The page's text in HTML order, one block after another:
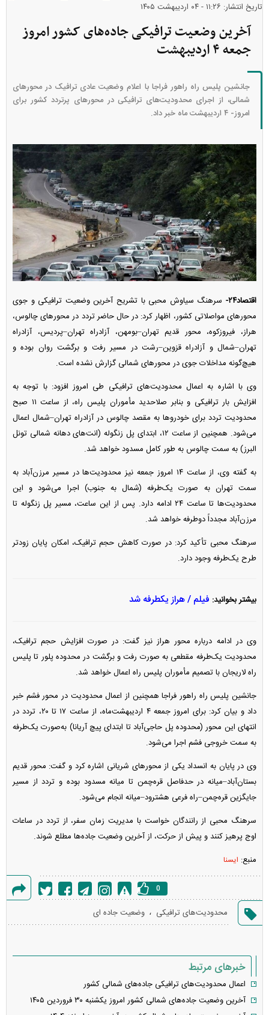
تاریخ انتشار: ۱۱:۲۶ - ۰۴ ارديبهشت ۱۴۰۵
آخرین وضعیت ترافیکی جاده‌های کشور امروز
جمعه ۴ اردیبهشت
جانشین پلیس راه راهور فراجا با اعلام وضعیت عادی ترافیک در محورهای
شمالی، از اجرای محدودیت‌های ترافیکی در محورهای پرتردد کشور برای
امروز- ۴ اردیبهشت‌ ماه خبر داد.
اقتصاد۲۴-
سرهنگ سیاوش محبی با تشریح آخرین وضعیت ترافیکی و جوی
محور‌های مواصلاتی کشور، اظهار کرد: در حال حاضر تردد در محور‌های چالوس،
هراز، فیروزکوه، محور قدیم تهران–بومهن، آزادراه تهران–پردیس، آزادراه
تهران–شمال و آزادراه قزوین–رشت در مسیر رفت و برگشت روان بوده و
هیچ‌گونه مداخلات جوی در محور‌های شمالی گزارش نشده است.
وی با اشاره به اعمال محدودیت‌های ترافیکی طی امروز افزود: با توجه به
افزایش بار ترافیکی و بنابر صلاحدید مأموران پلیس راه، از ساعت ۱۱ صبح
محدودیت تردد برای خودرو‌ها به مقصد چالوس در آزادراه تهران–شمال اعمال
می‌شود. همچنین از ساعت ۱۲، ابتدای پل زنگوله (انت‌های دهانه شمالی تونل
البرز) به سمت چالوس به طور کامل مسدود خواهد شد.
به گفته وی، از ساعت ۱۴ امروز جمعه نیز محدودیت‌ها در مسیر مرزن‌آباد به
سمت تهران به صورت یک‌طرفه (شمال به جنوب) اجرا می‌شود و این
محدودیت‌ها تا ساعت ۲۴ ادامه دارد. پس از این ساعت، مسیر پل زنگوله تا
مرزن‌آباد مجدداً دوطرفه خواهد شد.
سرهنگ محبی تأکید کرد: در صورت کاهش حجم ترافیک، امکان پایان زودتر
طرح یک‌طرفه وجود دارد.
بیشتر بخوانید: فیلم / هراز یکطرفه شد
وی در ادامه درباره محور هراز نیز گفت: در صورت افزایش حجم ترافیک،
محدودیت یک‌طرفه مقطعی به صورت رفت و برگشت در محدوده پلور تا پلیس
راه لاریجان با تصمیم مأموران پلیس راه اعمال خواهد شد.
جانشین پلیس راه راهور فراجا همچنین از اعمال محدودیت در محور فشم خبر
داد و بیان کرد: برای امروز جمعه ۴ اردیبهشت‌ماه، از ساعت ۱۷ تا ۲۰، تردد در
انتهای این محور (محدوده پل حاجی‌آباد تا ابتدای پیچ آریانا) به‌صورت یک‌طرفه
به سمت خروجی فشم اجرا می‌شود.
وی در پایان به انسداد یکی از محور‌های شریانی اشاره کرد و گفت: محور قدیم
بستان‌آباد–میانه در حدفاصل قره‌چمن تا میانه مسدود بوده و تردد از مسیر
جایگزین قره‌چمن–راه فرعی هشترود–میانه انجام می‌شود.
سرهنگ محبی از رانندگان خواست با مدیریت زمان سفر، از تردد در ساعات
اوج پرهیز کنند و پیش از حرکت، از آخرین وضعیت جاده‌ها مطلع شوند.
منبع: ایسنا
گزارش
خطا
0
محدودیت‌های ترافیکی ، وضعیت جاده ای
خبرهای مرتبط
اعمال محدودیت‌های ترافیکی جاده‌های شمالی کشور
آخرین وضعیت جاده‌های شمالی کشور امروز یکشنبه ۳۰ فروردین ۱۴۰۵